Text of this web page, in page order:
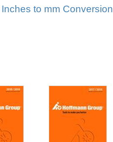
Inches to mm Conversion